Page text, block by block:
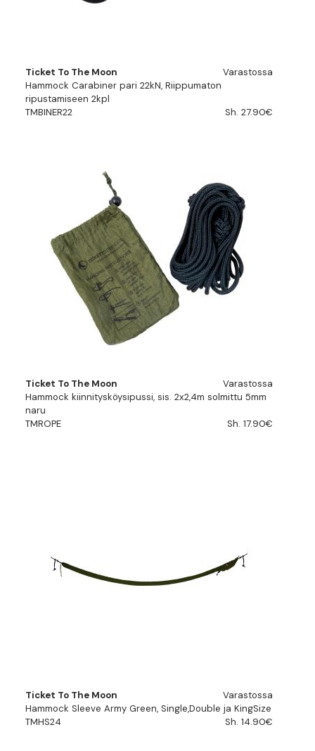
Ticket To The Moon
Varastossa
Hammock Carabiner pari 22kN, Riippumaton
ripustamiseen 2kpl
TMBINER22
Sh. 27.90€
Ticket To The Moon
Varastossa
Hammock kiinnitysköysipussi, sis. 2x2,4m solmittu 5mm
naru
TMROPE
Sh. 17.90€
Ticket To The Moon
Varastossa
Hammock Sleeve Army Green, Single,Double ja KingSize
TMHS24
Sh. 14.90€